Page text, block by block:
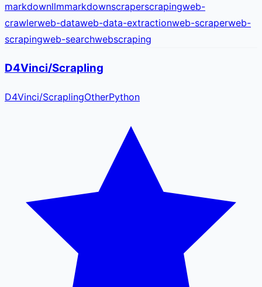
markdownllmmarkdownscraperscrapingweb-
crawlerweb-dataweb-data-extractionweb-scraperweb-
scrapingweb-searchwebscraping
D4Vinci/Scrapling
D4Vinci/ScraplingOtherPython